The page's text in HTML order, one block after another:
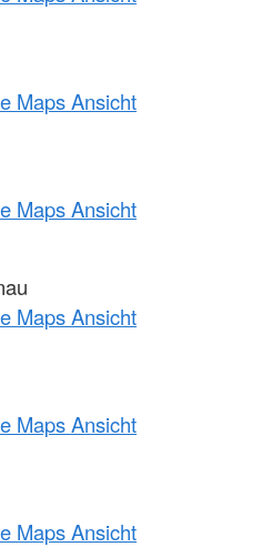
Maps Ansicht
Maps Ansicht
Maps Ansicht
Maps Ansicht
Maps Ansicht